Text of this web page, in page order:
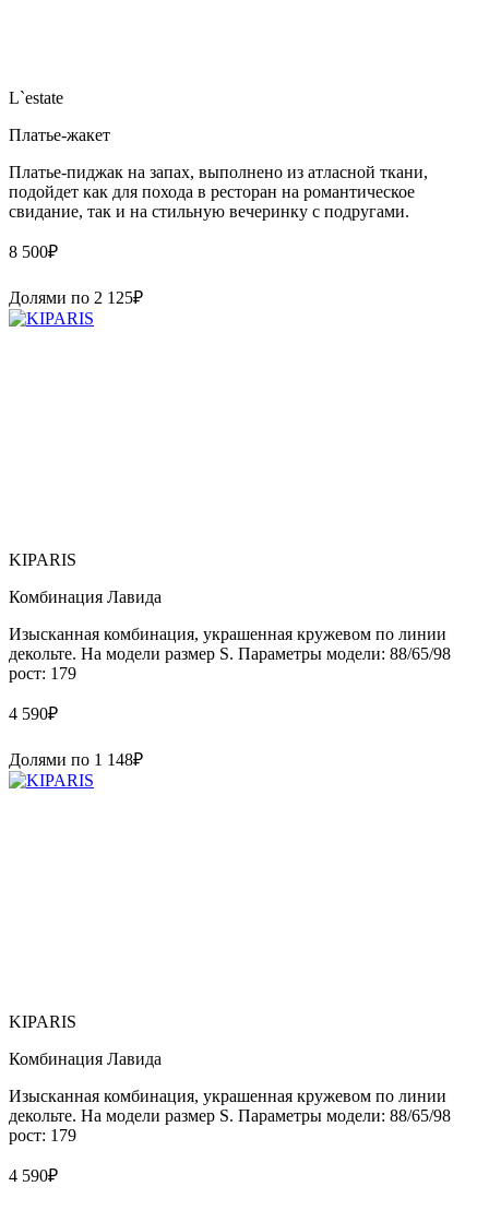
L`estate
Платье-жакет
Платье-пиджак на запах, выполнено из атласной ткани,
подойдет как для похода в ресторан на романтическое
свидание, так и на стильную вечеринку с подругами.
8 500₽
Долями по 2 125₽
KIPARIS
Комбинация Лавида
Изысканная комбинация, украшенная кружевом по линии
декольте. На модели размер S. Параметры модели: 88/65/98
рост: 179
4 590₽
Долями по 1 148₽
KIPARIS
Комбинация Лавида
Изысканная комбинация, украшенная кружевом по линии
декольте. На модели размер S. Параметры модели: 88/65/98
рост: 179
4 590₽